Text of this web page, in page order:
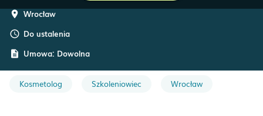
room Wrocław
schedule Do ustalenia
description Umowa: Dowolna
Kosmetolog Szkoleniowiec Wrocław